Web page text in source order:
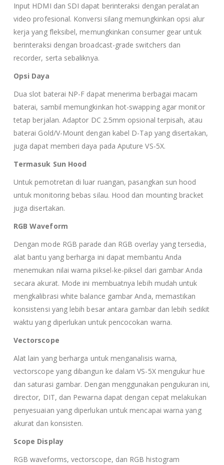
Input HDMI dan SDI dapat berinteraksi dengan peralatan
video profesional. Konversi silang memungkinkan opsi alur
kerja yang fleksibel, memungkinkan consumer gear untuk
berinteraksi dengan broadcast-grade switchers dan
recorder, serta sebaliknya.
Opsi Daya
Dua slot baterai NP-F dapat menerima berbagai macam
baterai, sambil memungkinkan hot-swapping agar monitor
tetap berjalan. Adaptor DC 2.5mm opsional terpisah, atau
baterai Gold/V-Mount dengan kabel D-Tap yang disertakan,
juga dapat memberi daya pada Aputure VS-5X.
Termasuk Sun Hood
Untuk pemotretan di luar ruangan, pasangkan sun hood
untuk monitoring bebas silau. Hood dan mounting bracket
juga disertakan.
RGB Waveform
Dengan mode RGB parade dan RGB overlay yang tersedia,
alat bantu yang berharga ini dapat membantu Anda
menemukan nilai warna piksel-ke-piksel dari gambar Anda
secara akurat. Mode ini membuatnya lebih mudah untuk
mengkalibrasi white balance gambar Anda, memastikan
konsistensi yang lebih besar antara gambar dan lebih sedikit
waktu yang diperlukan untuk pencocokan warna.
Vectorscope
Alat lain yang berharga untuk menganalisis warna,
vectorscope yang dibangun ke dalam VS-5X mengukur hue
dan saturasi gambar. Dengan menggunakan pengukuran ini,
director, DIT, dan Pewarna dapat dengan cepat melakukan
penyesuaian yang diperlukan untuk mencapai warna yang
akurat dan konsisten.
Scope Display
RGB waveforms, vectorscope, dan RGB histogram